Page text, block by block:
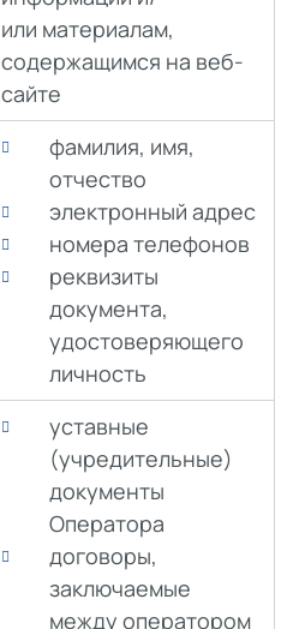
или материалам,
содержащимся на веб-
сайте
фамилия, имя,
отчество
электронный адрес
номера телефонов
реквизиты
документа,
удостоверяющего
личность
уставные
(учредительные)
документы
Оператора
договоры,
заключаемые
между оператором